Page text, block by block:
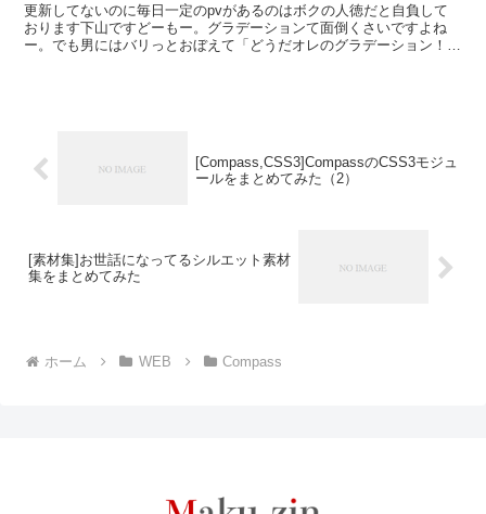
更新してないのに毎日一定のpvがあるのはボクの人徳だと自負して
おります下山ですどーもー。グラデーションて面倒くさいですよね
ー。でも男にはバリっとおぼえて「どうだオレのグラデーション！ス
[Compass,CSS3]CompassのCSS3モジュ
ールをまとめてみた（2）
[素材集]お世話になってるシルエット素材
集をまとめてみた
ホーム WEB Compass